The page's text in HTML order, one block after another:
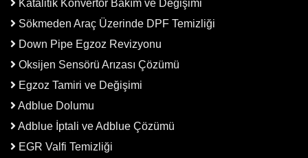
Katalitik Konvertör Bakım ve Değişimi
Sökmeden Araç Üzerinde DPF Temizliği
Down Pipe Egzoz Revizyonu
Oksijen Sensörü Arızası Çözümü
Egzoz Tamiri ve Değişimi
Adblue Dolumu
Adblue İptali ve Adblue Çözümü
EGR Valfi Temizliği